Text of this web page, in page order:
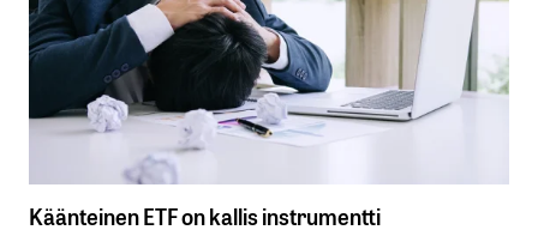
Käänteinen ETF on kallis instrumentti